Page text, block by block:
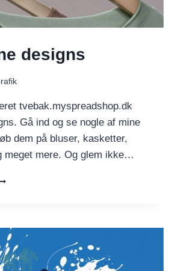
designs
tvebak.myspreadshop.dk
Gå ind og se nogle af mine
dem på bluser, kasketter,
meget mere. Og glem ikke…